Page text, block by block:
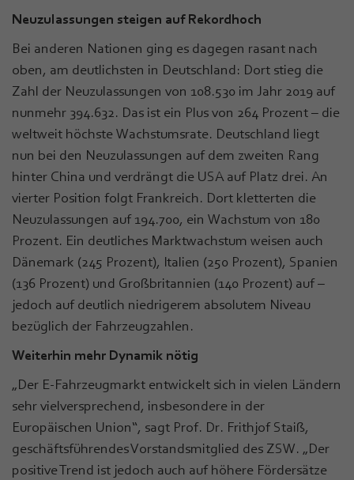
Neuzulassungen steigen auf Rekordhoch
Bei anderen Nationen ging es dagegen rasant nach
oben, am deutlichsten in Deutschland: Dort stieg die
Zahl der Neuzulassungen von 108.530 im Jahr 2019 auf
nunmehr 394.632. Das ist ein Plus von 264 Prozent – die
weltweit höchste Wachstumsrate. Deutschland liegt
nun bei den Neuzulassungen auf dem zweiten Rang
hinter China und verdrängt die USA auf Platz drei. An
vierter Position folgt Frankreich. Dort kletterten die
Neuzulassungen auf 194.700, ein Wachstum von 180
Prozent. Ein deutliches Marktwachstum weisen auch
Dänemark (245 Prozent), Italien (250 Prozent), Spanien
(136 Prozent) und Großbritannien (140 Prozent) auf –
jedoch auf deutlich niedrigerem absolutem Niveau
bezüglich der Fahrzeugzahlen.
Weiterhin mehr Dynamik nötig
„Der E-Fahrzeugmarkt entwickelt sich in vielen Ländern
sehr vielversprechend, insbesondere in der
Europäischen Union“, sagt Prof. Dr. Frithjof Staiß,
geschäftsführendes Vorstandsmitglied des ZSW. „Der
positive Trend ist jedoch auch auf höhere Fördersätze